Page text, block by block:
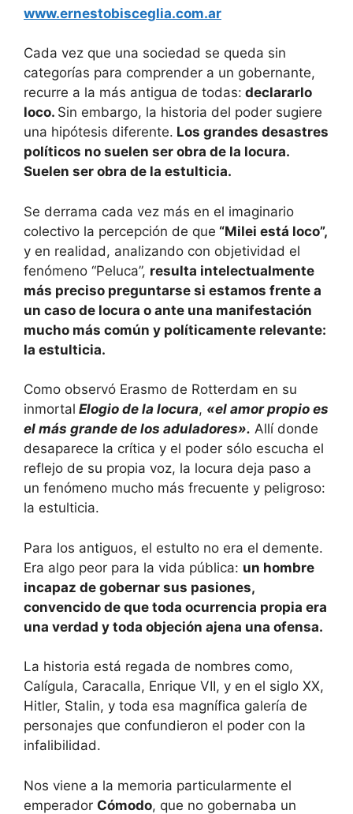
www.ernestobisceglia.com.ar
Cada vez que una sociedad se queda sin
categorías para comprender a un gobernante,
recurre a la más antigua de todas: declararlo
loco. Sin embargo, la historia del poder sugiere
una hipótesis diferente. Los grandes desastres
políticos no suelen ser obra de la locura.
Suelen ser obra de la estulticia.
Se derrama cada vez más en el imaginario
colectivo la percepción de que “Milei está loco”,
y en realidad, analizando con objetividad el
fenómeno “Peluca”, resulta intelectualmente
más preciso preguntarse si estamos frente a
un caso de locura o ante una manifestación
mucho más común y políticamente relevante:
la estulticia.
Como observó Erasmo de Rotterdam en su
inmortal Elogio de la locura, «el amor propio es
el más grande de los aduladores». Allí donde
desaparece la crítica y el poder sólo escucha el
reflejo de su propia voz, la locura deja paso a
un fenómeno mucho más frecuente y peligroso:
la estulticia.
Para los antiguos, el estulto no era el demente.
Era algo peor para la vida pública: un hombre
incapaz de gobernar sus pasiones,
convencido de que toda ocurrencia propia era
una verdad y toda objeción ajena una ofensa.
La historia está regada de nombres como,
Calígula, Caracalla, Enrique VII, y en el siglo XX,
Hitler, Stalin, y toda esa magnífica galería de
personajes que confundieron el poder con la
infalibilidad.
Nos viene a la memoria particularmente el
emperador Cómodo, que no gobernaba un